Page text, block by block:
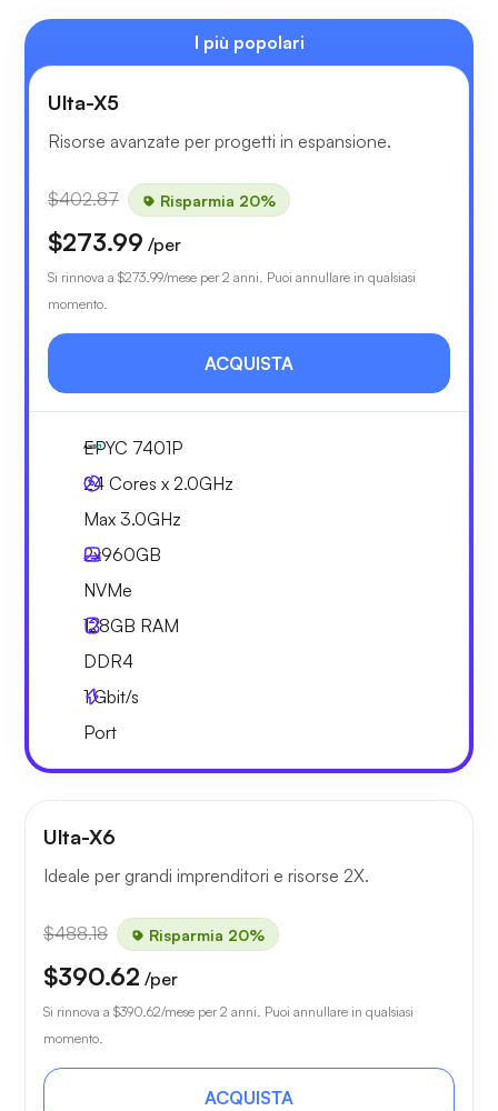
I più popolari
Ulta-X5
Risorse avanzate per progetti in espansione.
$402.87 Risparmia 20%
$273.99 /per
Si rinnova a $273.99/mese per 2 anni. Puoi annullare in qualsiasi
momento.
ACQUISTA
EPYC 7401P
24 Cores x 2.0GHz
Max 3.0GHz
2x960GB
NVMe
128GB RAM
DDR4
1Gbit/s
Port
Ulta-X6
Ideale per grandi imprenditori e risorse 2X.
$488.18 Risparmia 20%
$390.62 /per
Si rinnova a $390.62/mese per 2 anni. Puoi annullare in qualsiasi
momento.
ACQUISTA